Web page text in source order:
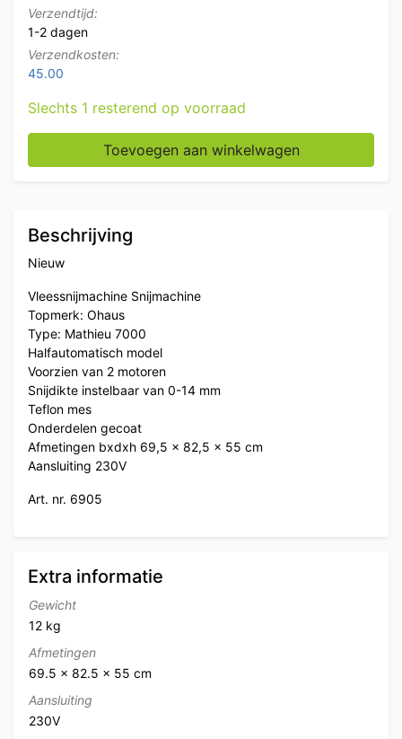
Verzendtijd:
1-2 dagen
Verzendkosten:
45.00
Slechts 1 resterend op voorraad
Ohaus Mathieu Automatische Vleessnijmachine
Toevoegen aan winkelwagen
Beschrijving
Nieuw
Vleessnijmachine Snijmachine
Topmerk: Ohaus
Type: Mathieu 7000
Halfautomatisch model
Voorzien van 2 motoren
Snijdikte instelbaar van 0-14 mm
Teflon mes
Onderdelen gecoat
Afmetingen bxdxh 69,5 x 82,5 x 55 cm
Aansluiting 230V
Art. nr. 6905
Extra informatie
Gewicht
12 kg
Afmetingen
69.5 × 82.5 × 55 cm
Aansluiting
230V